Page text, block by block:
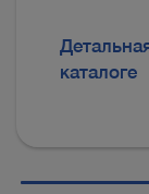
каталоге